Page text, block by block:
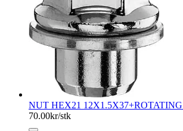
NUT HEX21
70.00kr/stk